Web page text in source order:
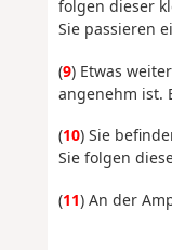
folgen dieser
Sie passieren
(9) Etwas
angenehm ist.
(10) Sie
Sie folgen
(11) An der